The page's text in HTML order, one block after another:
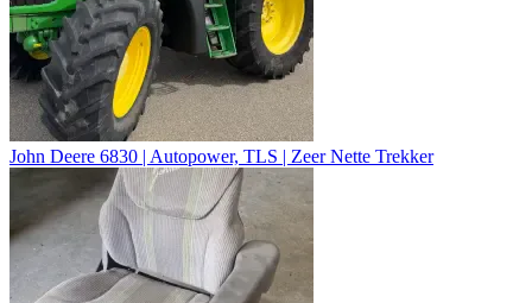
John Deere 6830 | Autopower, TLS | Zeer Nette Trekker